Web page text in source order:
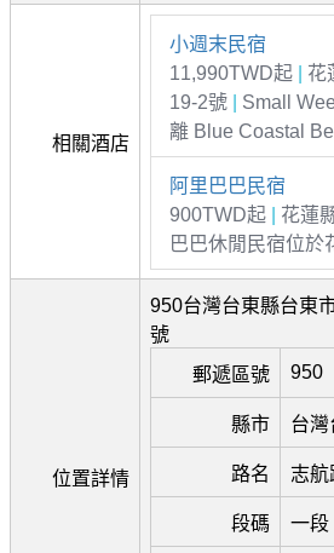
相關酒店
小週末民宿
11,990TWD起
花
19-2號
Small
離 Blue Coastal
阿里巴巴民宿
900TWD起
花蓮
巴巴休閒民宿位於
位置詳情
950台灣台東縣台東
號
郵遞區號
950
縣市 台灣
路名 志航
段碼 一段